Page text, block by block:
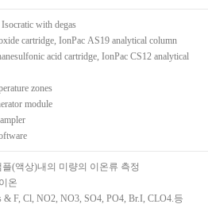
with degas
cartridge, IonPac AS19 analytical column
acid cartridge, IonPac CS12 analytical
zones
module
(액상)내의 미량의 이온류 측정
온
& F, Cl, NO2, NO3, SO4, PO4, Br.I, CLO4.등